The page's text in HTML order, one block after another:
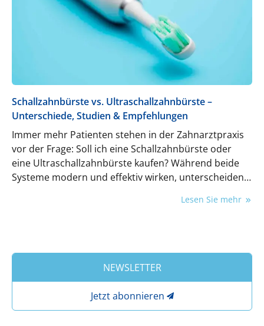
Schallzahnbürste vs. Ultraschallzahnbürste –
Unterschiede, Studien & Empfehlungen
Immer mehr Patienten stehen in der Zahnarztpraxis
vor der Frage: Soll ich eine Schallzahnbürste oder
eine Ultraschallzahnbürste kaufen?Während beide
Systeme modern und effektiv wirken, unterscheiden
Dieser Beitrag erklärt die Unterschiede
Entscheidung treffen.
Lesen Sie mehr
NEWSLETTER
Jetzt abonnieren